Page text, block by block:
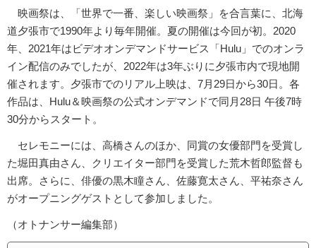
映画祭は、「世界で一番、楽しい映画祭」を合言葉に、北海
道夕張市で1990年より毎年開催。夏の開催は今回が初。2020
年、2021年はビデオオンデマンドサービス「Hulu」でのオンラ
イン配信のみでしたが、2022年は3年ぶりに夕張市内で現地開
催されます。夕張市でのリアル上映は、7月29日から30日。各
作品は、Hulu＆映画祭の公式オンデマンドで同月28日 午後7時
30分からスタート。
セレモニーには、高橋さんのほか、同賞の女優部門を受賞し
た堀田真由さん、クリエイター部門を受賞した荒木哲郎監督も
出席。さらに、俳優の黒木瞳さん、佐藤寛太さん、平祐奈さん
がオープニングゲストとして参加しました。
（オトナンサー編集部）